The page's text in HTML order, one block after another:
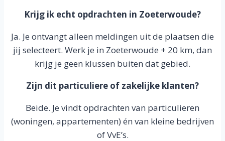
Krijg ik echt opdrachten in Zoeterwoude?
Ja. Je ontvangt alleen meldingen uit de plaatsen die
jij selecteert. Werk je in Zoeterwoude + 20 km, dan
krijg je geen klussen buiten dat gebied.
Zijn dit particuliere of zakelijke klanten?
Beide. Je vindt opdrachten van particulieren
(woningen, appartementen) én van kleine bedrijven
of VvE’s.